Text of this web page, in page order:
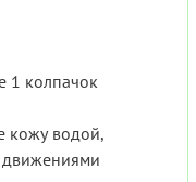
1 колпачок
кожу водой,
движениями